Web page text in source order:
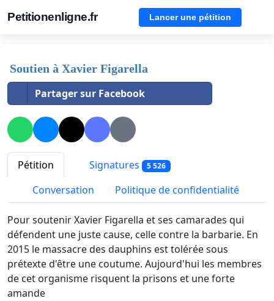
Petitionenligne.fr Lancer une pétition
Soutien à Xavier Figarella
Partager sur Facebook
Pétition Signatures 5 526
Conversation Politique de confidentialité
Pour soutenir Xavier Figarella et ses camarades qui
défendent une juste cause, celle contre la barbarie. En
2015 le massacre des dauphins est tolérée sous
prétexte d'être une coutume. Aujourd'hui les membres
de cet organisme risquent la prisons et une forte
amande